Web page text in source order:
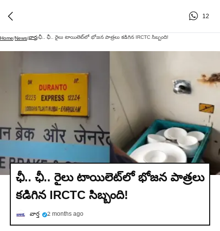
12
Home/News/వార్త/ఛీ.. ఛీ.. రైలు టాయిలెట్‌లో భోజన పాత్రలు కడిగిన IRCTC సిబ్బంది!
ఛీ.. ఛీ.. రైలు టాయిలెట్‌లో భోజన పాత్రలు
కడిగిన IRCTC సిబ్బంది!
వార్త 2 months ago